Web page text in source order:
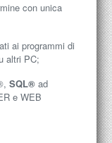
con unica
ai programmi di
altri PC;
SQL®ad
e WEB